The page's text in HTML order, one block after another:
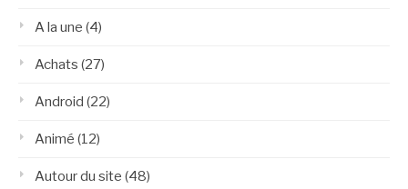
A la une (4)
Achats (27)
Android (22)
Animé (12)
Autour du site (48)